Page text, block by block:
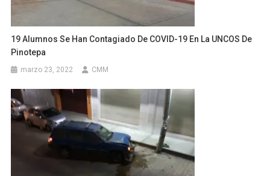
19 Alumnos Se Han Contagiado De COVID-19 En La UNCOS De
Pinotepa
marzo 23, 2022 CMM